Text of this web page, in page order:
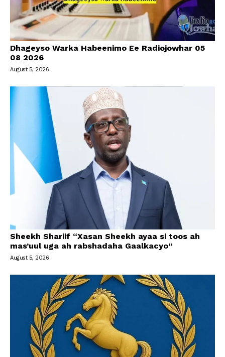
Dhageyso Warka Habeenimo Ee Radiojowhar 05
08 2026
August 5, 2026
Sheekh Shariif “Xasan Sheekh ayaa si toos ah
mas’uul uga ah rabshadaha Gaalkacyo”
August 5, 2026